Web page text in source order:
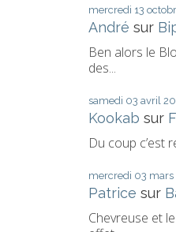
mercredi 13
André sur
Ben alors le
des...
samedi 03 avril
Kookab sur
Du coup c’est
mercredi 03 mars
Patrice sur
Chevreuse et